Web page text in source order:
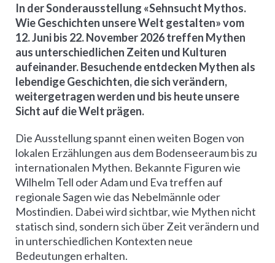
In der Sonderausstellung «Sehnsucht Mythos.
Wie Geschichten unsere Welt gestalten» vom
12. Juni bis 22. November 2026 treffen Mythen
aus unterschiedlichen Zeiten und Kulturen
aufeinander. Besuchende entdecken Mythen als
lebendige Geschichten, die sich verändern,
weitergetragen werden und bis heute unsere
Sicht auf die Welt prägen.
Die Ausstellung spannt einen weiten Bogen von
lokalen Erzählungen aus dem Bodenseeraum bis zu
internationalen Mythen. Bekannte Figuren wie
Wilhelm Tell oder Adam und Eva treffen auf
regionale Sagen wie das Nebelmännle oder
Mostindien. Dabei wird sichtbar, wie Mythen nicht
statisch sind, sondern sich über Zeit verändern und
in unterschiedlichen Kontexten neue
Bedeutungen erhalten.